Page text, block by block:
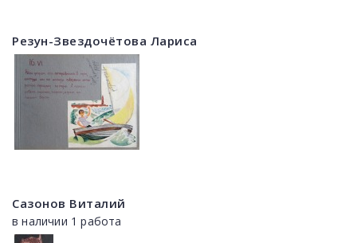
Резун-Звездочётова Лариса
Сазонов Виталий
в наличии 1 работа